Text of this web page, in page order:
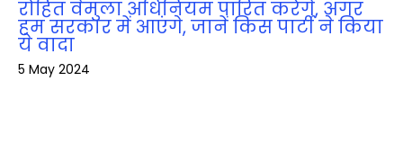
रोहित वेमुला अधिनियम पारित करेंगे, अगर
हम सरकार में आएंगे, जानें किस पार्टी ने किया
ये वादा
5 May 2024